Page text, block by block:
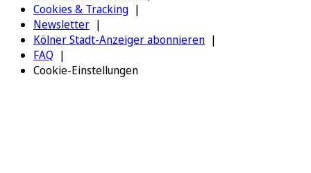
Cookies & Tracking
Newsletter
Kölner Stadt-Anzeiger abonnieren
FAQ
Cookie-Einstellungen